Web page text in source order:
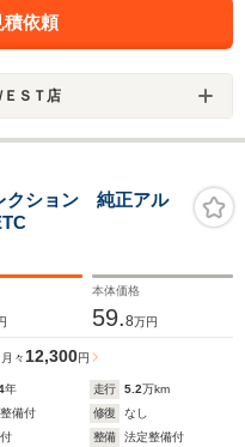
積依頼
ＥＳＴ店
クション 純正アル
本体価格
59.8万円
月々 12,300円
年 走行 5.2万km
備付 修復
なし
整備
法定整備付